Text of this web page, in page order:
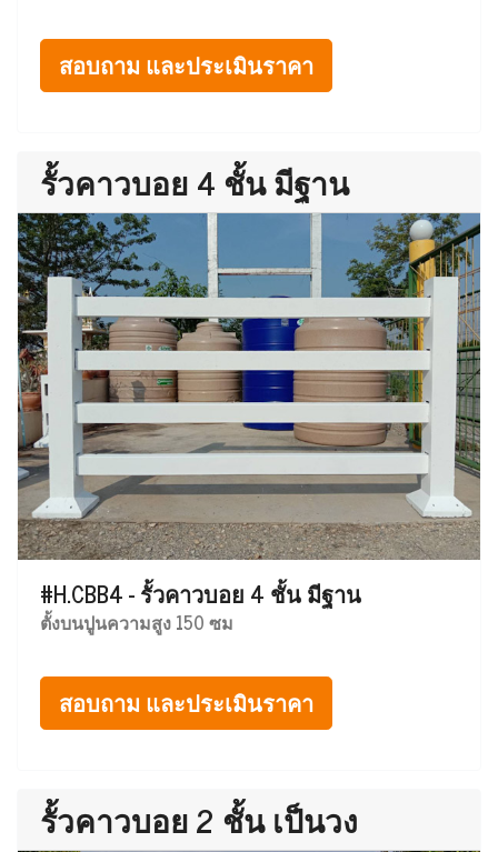
สอบถาม และประเมินราคา
รั้วคาวบอย 4 ชั้น มีฐาน
#H.CBB4 - รั้วคาวบอย 4 ชั้น มีฐาน
ตั้งบนปูนความสูง 150 ซม
สอบถาม และประเมินราคา
รั้วคาวบอย 2 ชั้น เป็นวง